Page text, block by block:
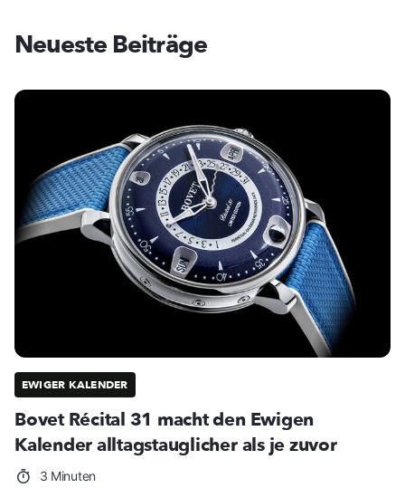
Neueste Beiträge
EWIGER KALENDER
Bovet Récital 31 macht den Ewigen
Kalender alltagstauglicher als je zuvor
3 Minuten